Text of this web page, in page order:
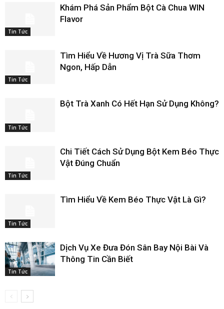
Tin Tức
Khám Phá Sản Phẩm Bột Cà Chua WIN
Flavor
Tin Tức
Tìm Hiểu Về Hương Vị Trà Sữa Thơm
Ngon, Hấp Dẫn
Tin Tức
Bột Trà Xanh Có Hết Hạn Sử Dụng Không?
Tin Tức
Chi Tiết Cách Sử Dụng Bột Kem Béo Thực
Vật Đúng Chuẩn
Tin Tức
Tìm Hiểu Về Kem Béo Thực Vật Là Gì?
Tin Tức
Dịch Vụ Xe Đưa Đón Sân Bay Nội Bài Và
Thông Tin Cần Biết